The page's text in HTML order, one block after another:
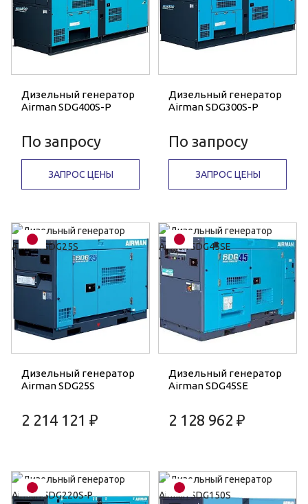
Дизельный генератор
Airman SDG400S-P
По запросу
ЗАПРОС ЦЕНЫ
Дизельный генератор
Airman SDG300S-P
По запросу
ЗАПРОС ЦЕНЫ
Дизельный генератор
Airman SDG25S
2 214 121 ₽
Дизельный генератор
Airman SDG45SE
2 128 962 ₽